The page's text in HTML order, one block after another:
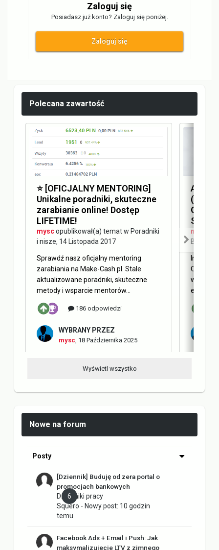
Zaloguj się
Posiadasz już konto? Zaloguj się poniżej.
Zaloguj się
Polecana zawartość
⭐️ [OFICJALNY MENTORING]
Unikalne poradniki, skuteczne
zarabianie online! Dostęp
LIFETIME!
myscopublikował(a) temat w Poradniki
i nisze, 14 Listopada 2017
Sprawdź nasz oficjalny mentoring
zarabiania na Make-Cash.pl. Stale
aktualizowane poradniki, skuteczne
metody i wsparcie mentorów...
186 odpowiedzi
WYBRANY PRZEZ
mysc 18 Października 2025
(AEO)
SEO
mysc
Blog
Internet
Obecnie
w
Wyświetl wszystko
Nowe na forum
Posty
6
[Dziennik] Buduję od zera portal o
promocjach bankowych
Dzienniki pracy
Squero - Nowy post: 10 godzin
temu
Facebook Ads + Email i Push: Jak
maksymalizujecie LTV z zimnego